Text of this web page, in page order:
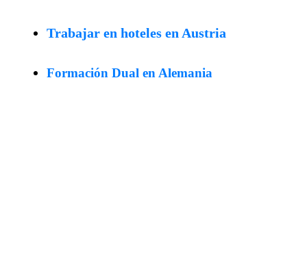
Trabajar en hoteles en Austria
Formación Dual en Alemania